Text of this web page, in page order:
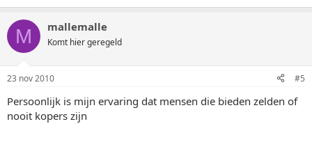
M mallemalle
Komt hier geregeld
23 nov 2010 #5
Persoonlijk is mijn ervaring dat mensen die bieden zelden of
nooit kopers zijn